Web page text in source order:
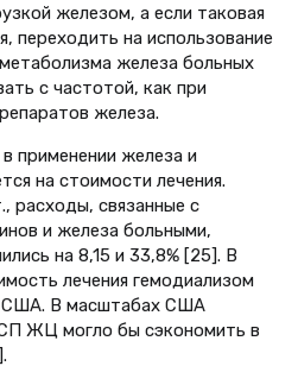
железом, а если таковая
переходить на использование
железа больных
с частотой, как при
железа.
применении железа и
на стоимости лечения.
расходы, связанные с
и железа больными,
на 8,15 и 33,8% [25]. В
лечения гемодиализом
США. В масштабах США
ЖЦ могло бы сэкономить в